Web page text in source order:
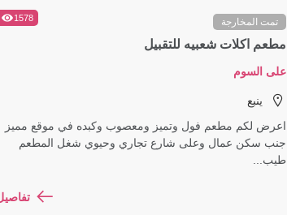
1578 تمت المخارجة
مطعم اكلات شعبيه للتقبيل
على السوم
ينبع
اعرض لكم مطعم فول وتميز ومعصوب وكبده في موقع مميز
جنب سكن عمال وعلى شارع تجاري وحيوي شغل المطعم
طيب...